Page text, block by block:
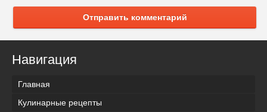
Отправить комментарий
Навигация
Главная
Кулинарные рецепты